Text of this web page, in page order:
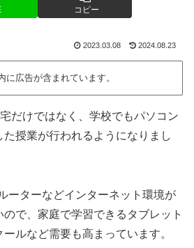
コピー
2023.03.08 2024.08.23
に広告が含まれています。
だけではなく、学校でもパソコン
授業が行われるようになりまし
ーターなどインターネット環境が
で、家庭で学習できるタブレット
ルなど需要も高まっています。